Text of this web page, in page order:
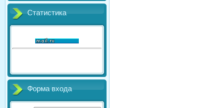
Статистика
Форма входа